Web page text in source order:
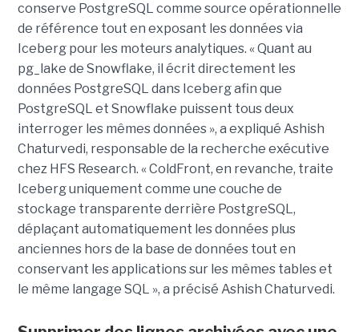
conserve PostgreSQL comme source opérationnelle
de référence tout en exposant les données via
Iceberg pour les moteurs analytiques. « Quant au
pg_lake de Snowflake, il écrit directement les
données PostgreSQL dans Iceberg afin que
PostgreSQL et Snowflake puissent tous deux
interroger les mêmes données », a expliqué Ashish
Chaturvedi, responsable de la recherche exécutive
chez HFS Research. « ColdFront, en revanche, traite
Iceberg uniquement comme une couche de
stockage transparente derrière PostgreSQL,
déplaçant automatiquement les données plus
anciennes hors de la base de données tout en
conservant les applications sur les mêmes tables et
le même langage SQL », a précisé Ashish Chaturvedi.